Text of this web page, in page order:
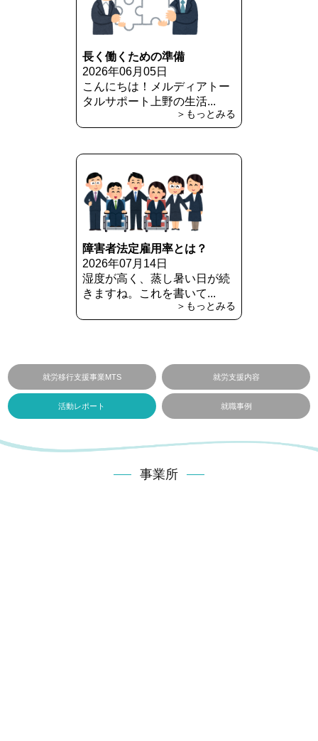
長く働くための準備
2026年06月05日
こんにちは！メルディアトー
タルサポート上野の生活...
＞もっとみる
障害者法定雇用率とは？
2026年07月14日
湿度が高く、蒸し暑い日が続
きますね。これを書いて...
＞もっとみる
就労移行支援事業MTS 就労支援内容
活動レポート 就職事例
事業所